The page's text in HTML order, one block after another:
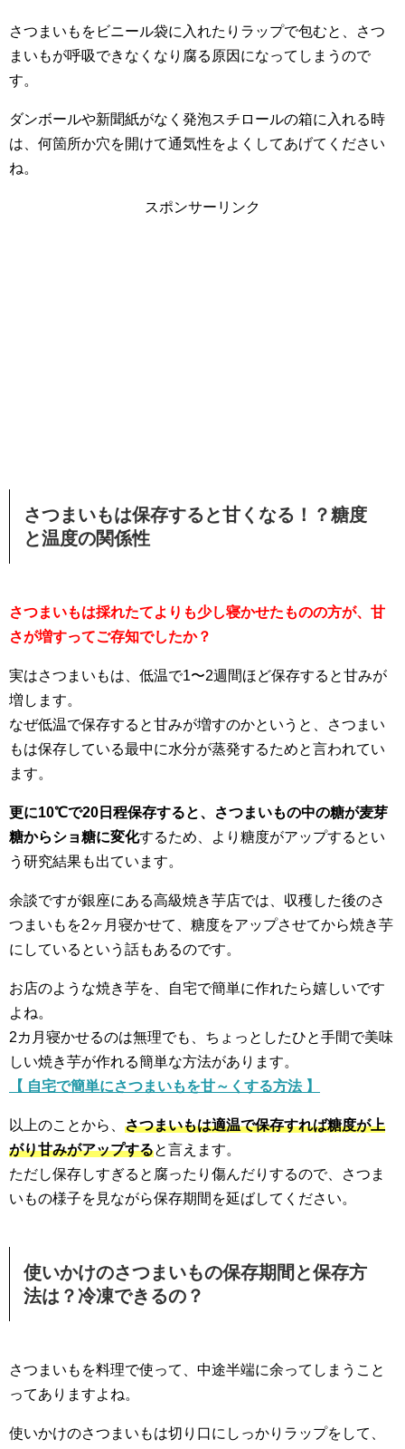
さつまいもをビニール袋に入れたりラップで包むと、さつ
まいもが呼吸できなくなり腐る原因になってしまうので
す。
ダンボールや新聞紙がなく発泡スチロールの箱に入れる時
は、何箇所か穴を開けて通気性をよくしてあげてください
ね。
スポンサーリンク
さつまいもは保存すると甘くなる！？糖度
と温度の関係性
さつまいもは採れたてよりも少し寝かせたものの方が、甘
さが増すってご存知でしたか？
実はさつまいもは、低温で1〜2週間ほど保存すると甘みが
増します。
なぜ低温で保存すると甘みが増すのかというと、さつまい
もは保存している最中に水分が蒸発するためと言われてい
ます。
更に10℃で20日程保存すると、さつまいもの中の糖が麦芽
糖からショ糖に変化するため、より糖度がアップするとい
う研究結果も出ています。
余談ですが銀座にある高級焼き芋店では、収穫した後のさ
つまいもを2ヶ月寝かせて、糖度をアップさせてから焼き芋
にしているという話もあるのです。
お店のような焼き芋を、自宅で簡単に作れたら嬉しいです
よね。
2カ月寝かせるのは無理でも、ちょっとしたひと手間で美味
しい焼き芋が作れる簡単な方法があります。
【 自宅で簡単にさつまいもを甘～くする方法 】
以上のことから、 さつまいもは適温で保存すれば糖度が上
がり甘みがアップすると言えます。
ただし保存しすぎると腐ったり傷んだりするので、さつま
いもの様子を見ながら保存期間を延ばしてください。
使いかけのさつまいもの保存期間と保存方
法は？冷凍できるの？
さつまいもを料理で使って、中途半端に余ってしまうこと
ってありますよね。
使いかけのさつまいもは切り口にしっかりラップをして、